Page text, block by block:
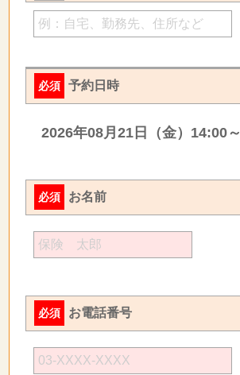
必須 予約日時
2026年08月21日（金）14:00～
必須 お名前
必須 お電話番号